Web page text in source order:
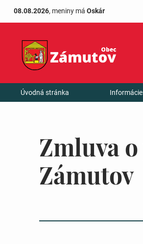
08.08.2026, meniny má Oskár
Úvodná stránka Informácie
Zmluva
Zámutov